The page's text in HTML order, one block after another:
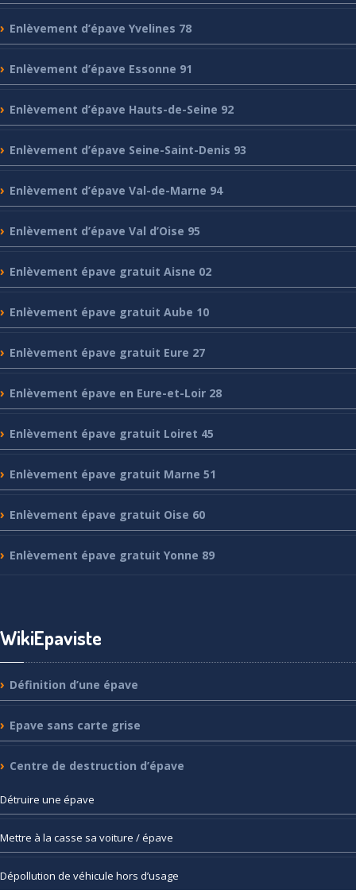
Enlèvement d’épave Yvelines 78
Enlèvement d’épave Essonne 91
Enlèvement d’épave Hauts-de-Seine 92
Enlèvement d’épave Seine-Saint-Denis 93
Enlèvement d’épave Val-de-Marne 94
Enlèvement d’épave Val d’Oise 95
Enlèvement épave gratuit Aisne 02
Enlèvement épave gratuit Aube 10
Enlèvement épave gratuit Eure 27
Enlèvement épave en Eure-et-Loir 28
Enlèvement épave gratuit Loiret 45
Enlèvement épave gratuit Marne 51
Enlèvement épave gratuit Oise 60
Enlèvement épave gratuit Yonne 89
WikiEpaviste
Définition d’une épave
Epave sans carte grise
Centre de destruction d’épave
Détruire une épave
Mettre à la casse sa voiture / épave
Dépollution de véhicule hors d’usage